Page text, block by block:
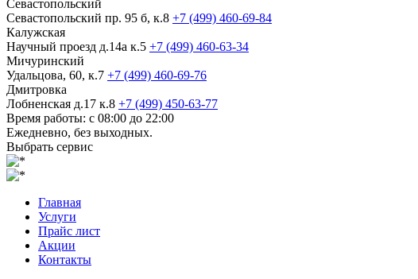
Севастопольский
Севастопольский пр. 95 б, к.8 +7 (499) 460-69-84
Калужская
Научный проезд д.14а к.5 +7 (499) 460-63-34
Мичуринский
Удальцова, 60, к.7 +7 (499) 460-69-76
Дмитровка
Лобненская д.17 к.8 +7 (499) 450-63-77
Время работы: с 08:00 до 22:00
Ежедневно, без выходных.
Выбрать сервис
Главная
Услуги
Прайс лист
Акции
Контакты